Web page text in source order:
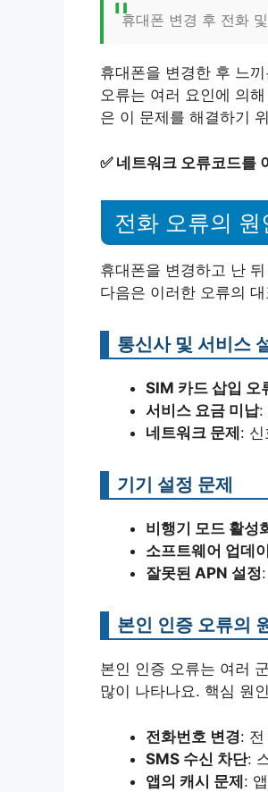
휴대폰 변경 후 전화
휴대폰을 변경한 후 느
오류는 여러 요인에 의
은 이 문제를 해결하기
✅ 네트워크 오류코드를
전화 오류의 원
휴대폰을 변경하고 난
다음은 이러한 오류의
통신사 및 서비스
SIM 카드 삽입 오
서비스 요금 미납:
네트워크 문제 :
기기 설정 문제
비행기 모드 활성
소프트웨어 업데
잘못된 APN 설정
본인 인증 오류의
본인 인증 오류는 여러
많이 나타나요. 핵심 원
전화번호 변경:
SMS 수신 차단:
앱의 캐시 문제: